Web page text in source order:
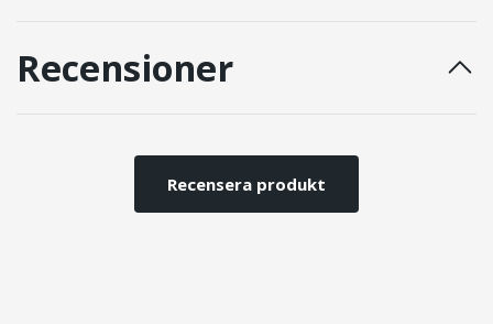
Recensioner
Recensera produkt